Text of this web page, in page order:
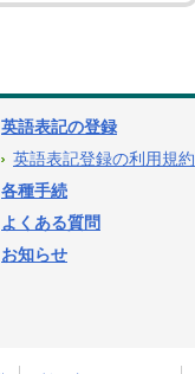
英語表記の登録
英語表記登録の利用規約
各種手続
よくある質問
お知らせ